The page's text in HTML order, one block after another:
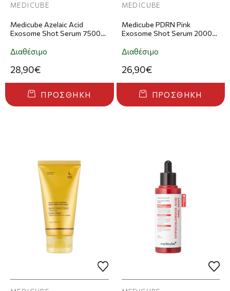
MEDICUBE
Medicube Azelaic Acid
Exosome Shot Serum 7500
Διαθέσιμο
28,90€
ΠΡΟΣΘΉΚΗ
MEDICUBE
Medicube PDRN Pink
Exosome Shot Serum 2000
Διαθέσιμο
26,90€
ΠΡΟΣΘΉΚΗ